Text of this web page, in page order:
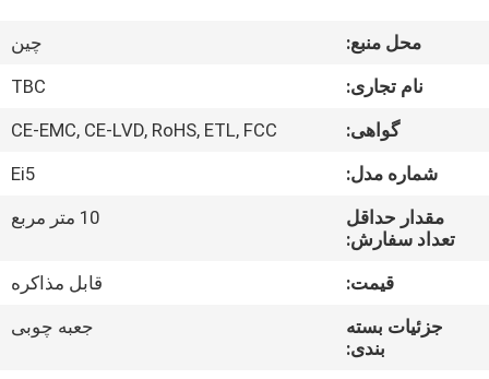
نمایش
دربارهی
کارخانه
محل منبع:
چین
نام تجاری:
TBC
گواهی:
CE-EMC, CE-LVD, RoHS, ETL, FCC
شماره مدل:
Ei5
مقدار حداقل
تعداد سفارش:
10 متر مربع
قیمت:
قابل مذاکره
جزئیات بسته
بندی:
جعبه چوبی